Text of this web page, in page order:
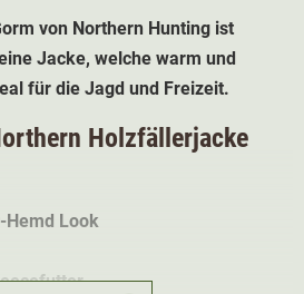
von Northern Hunting ist
Jacke, welche warm und
für die Jagd und Freizeit.
Holzfällerjacke
Look